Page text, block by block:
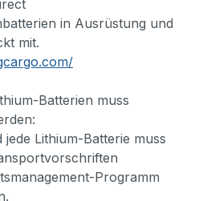
in Ausrüstung und
mit.
Batterien muss
Lithium-Batterie muss
Programm